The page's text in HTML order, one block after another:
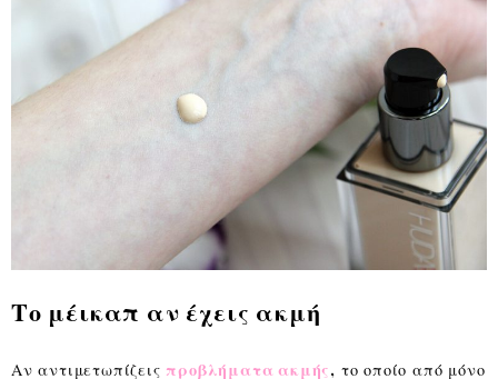
Το μέικαπ αν έχεις ακμή
Αν αντιμετωπίζεις προβλήματα ακμής, το οποίο από μόνο